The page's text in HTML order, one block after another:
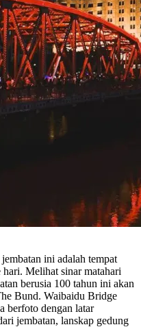
ini adalah tempat
Melihat sinar matahari
berusia 100 tahun ini akan
Bund. Waibaidu Bridge
berfoto dengan latar
jembatan, lanskap gedung